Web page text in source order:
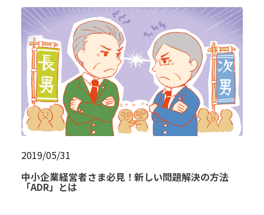
2019/05/31
中小企業経営者さま必見！新しい問題解決の方法
「ADR」とは